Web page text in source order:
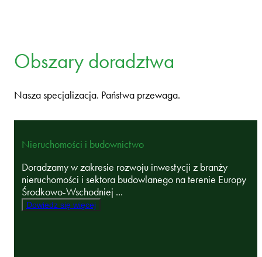
Obszary doradztwa
Nasza specjalizacja. Państwa przewaga.
Nieruchomości i budownictwo
Doradzamy w zakresie rozwoju inwestycji z branży
nieruchomości i sektora budowlanego na terenie Europy
Środkowo-Wschodniej ...
Dowiedz się więcej